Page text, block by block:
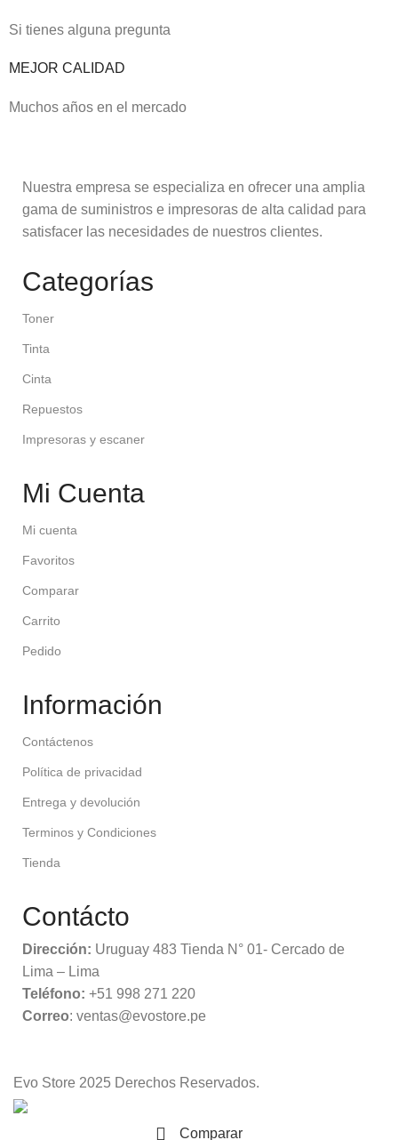
Si tienes alguna pregunta
MEJOR CALIDAD
Muchos años en el mercado
Nuestra empresa se especializa en ofrecer una amplia
gama de suministros e impresoras de alta calidad para
satisfacer las necesidades de nuestros clientes.
Categorías
Toner
Tinta
Cinta
Repuestos
Impresoras y escaner
Mi Cuenta
Mi cuenta
Favoritos
Comparar
Carrito
Pedido
Información
Contáctenos
Política de privacidad
Entrega y devolución
Terminos y Condiciones
Tienda
Contácto
Dirección: Uruguay 483 Tienda N° 01- Cercado de
Lima – Lima
Teléfono: +51 998 271 220
Correo: ventas@evostore.pe
Evo Store 2025 Derechos Reservados.
Comparar